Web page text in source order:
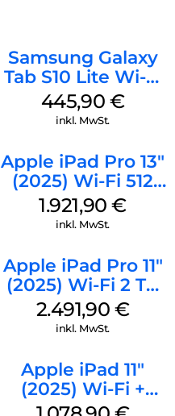
Samsung Galaxy
Tab S10 Lite Wi-Fi
128 GB Silver
445,90 €
inkl. MwSt.
Apple iPad Pro 13″
(2025) Wi-Fi 512
GB Standardglas
Silber
1.921,90€
inkl. MwSt.
Apple iPad Pro 11″
(2025) Wi-Fi 2 TB
Standardglas
Space Schwarz
2.491,90 €
inkl. MwSt.
Apple iPad 11″
(2025) Wi-Fi +
Cellular 512 GB